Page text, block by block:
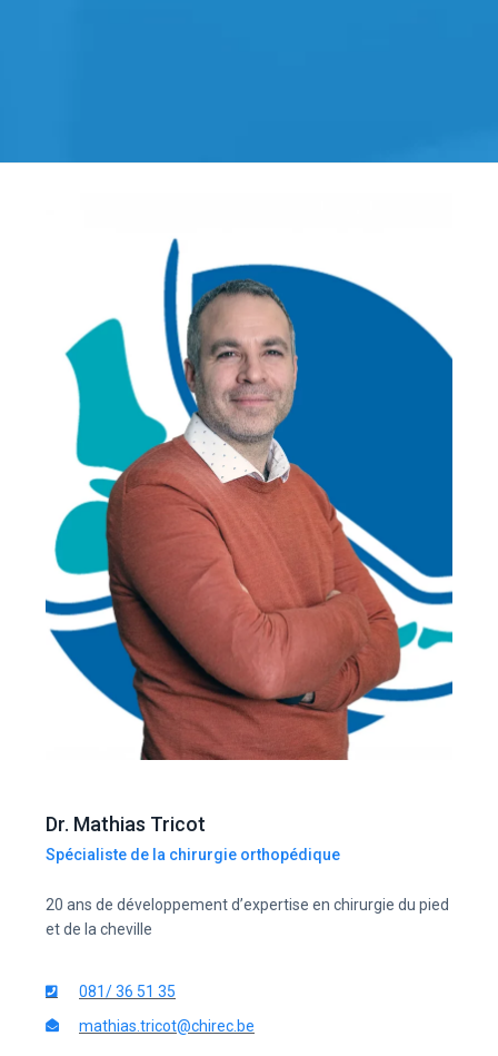
Dr. Mathias Tricot
Spécialiste de la chirurgie orthopédique
20 ans de développement d’expertise en chirurgie du pied
et de la cheville
081/ 36 51 35
mathias.tricot@chirec.be